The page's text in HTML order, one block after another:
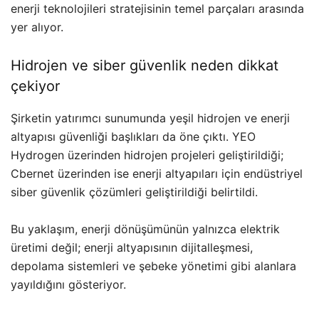
enerji teknolojileri stratejisinin temel parçaları arasında
yer alıyor.
Hidrojen ve siber güvenlik neden dikkat
çekiyor
Şirketin yatırımcı sunumunda yeşil hidrojen ve enerji
altyapısı güvenliği başlıkları da öne çıktı. YEO
Hydrogen üzerinden hidrojen projeleri geliştirildiği;
Cbernet üzerinden ise enerji altyapıları için endüstriyel
siber güvenlik çözümleri geliştirildiği belirtildi.
Bu yaklaşım, enerji dönüşümünün yalnızca elektrik
üretimi değil; enerji altyapısının dijitalleşmesi,
depolama sistemleri ve şebeke yönetimi gibi alanlara
yayıldığını gösteriyor.